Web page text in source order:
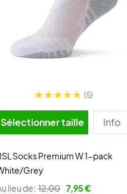
(5)
Sélectionner taille Info
Socks Premium W 1-pack
Grey
lieu de: 12,00 7,95 €